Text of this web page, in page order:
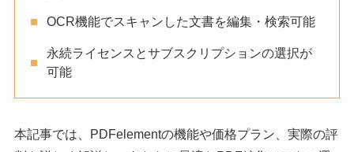
OCR機能でスキャンした文書を編集・検索可能
永続ライセンスとサブスクリプションの選択が
可能
本記事では、PDFelementの機能や価格プラン、実際の評